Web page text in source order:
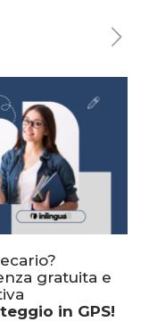
gratuita e
in GPS!